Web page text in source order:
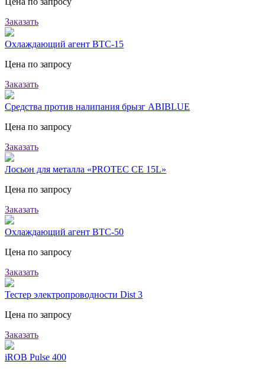
Заказать
Охлаждающий агент ВТС-15
Цена по запросу
Заказать
Средства против налипания брызг ABIBLUE
Цена по запросу
Заказать
Лосьон для металла «PROTEC CE 15L»
Цена по запросу
Заказать
Охлаждающий агент ВТС-50
Цена по запросу
Заказать
Тестер электропроводности Dist 3
Цена по запросу
Заказать
iROB Pulse 400